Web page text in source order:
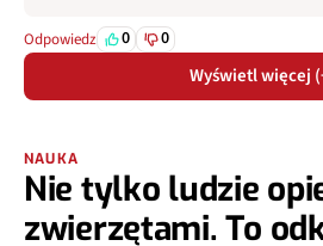
Odpowiedz 0 0
Wyświetl więcej
NAUKA
Nie tylko ludzie
zwierzętami. To